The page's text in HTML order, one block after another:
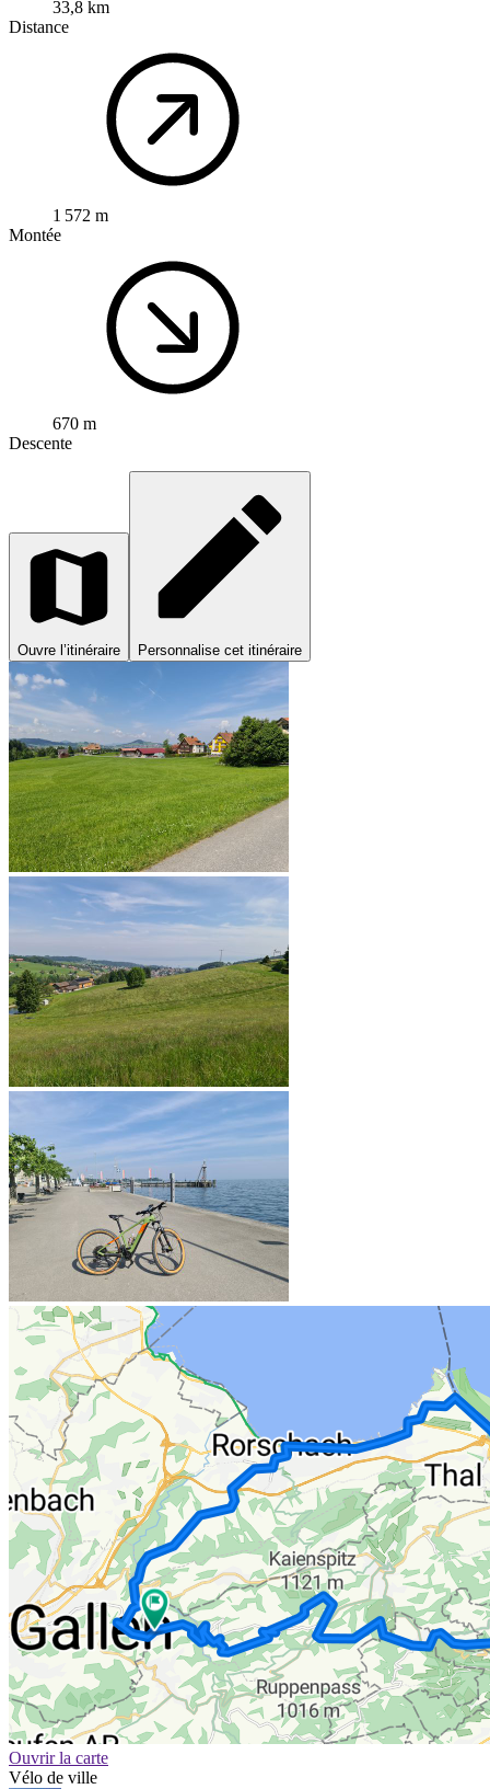
33,8 km
Distance
1 572 m
Montée
670 m
Descente
Ouvre l’itinéraire Personnalise cet itinéraire
Ouvrir la carte
Vélo de ville